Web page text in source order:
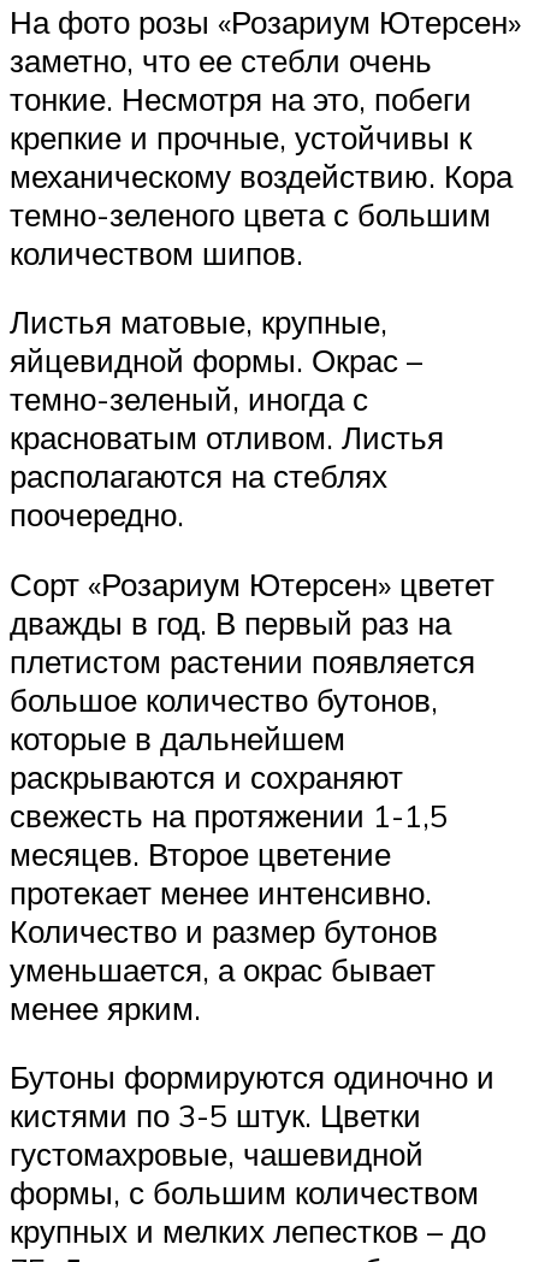
На фото розы «Розариум Ютерсен»
заметно, что ее стебли очень
тонкие. Несмотря на это, побеги
крепкие и прочные, устойчивы к
механическому воздействию. Кора
темно-зеленого цвета с большим
количеством шипов.
Листья матовые, крупные,
яйцевидной формы. Окрас –
темно-зеленый, иногда с
красноватым отливом. Листья
располагаются на стеблях
поочередно.
Сорт «Розариум Ютерсен» цветет
дважды в год. В первый раз на
плетистом растении появляется
большое количество бутонов,
которые в дальнейшем
раскрываются и сохраняют
свежесть на протяжении 1-1,5
месяцев. Второе цветение
протекает менее интенсивно.
Количество и размер бутонов
уменьшается, а окрас бывает
менее ярким.
Бутоны формируются одиночно и
кистями по 3-5 штук. Цветки
густомахровые, чашевидной
формы, с большим количеством
крупных и мелких лепестков – до